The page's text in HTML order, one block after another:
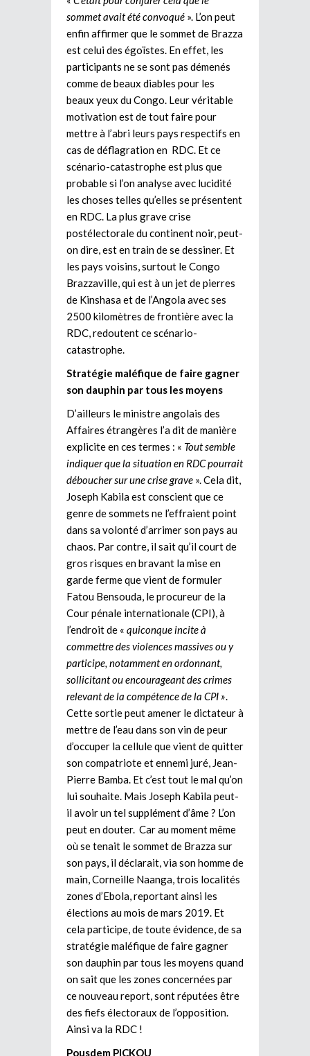
sommet avait été convoqué ». L’on peut
enfin affirmer que le sommet de Brazza
est celui des égoïstes. En effet, les
participants ne se sont pas démenés
comme de beaux diables pour les
beaux yeux du Congo. Leur véritable
motivation est de tout faire pour
mettre à l’abri leurs pays respectifs en
cas de déflagration en RDC. Et ce
scénario-catastrophe est plus que
probable si l’on analyse avec lucidité
les choses telles qu’elles se présentent
en RDC. La plus grave crise
postélectorale du continent noir, peut-
on dire, est en train de se dessiner. Et
les pays voisins, surtout le Congo
Brazzaville, qui est à un jet de pierres
de Kinshasa et de l’Angola avec ses
2500 kilomètres de frontière avec la
RDC, redoutent ce scénario-
catastrophe.
Stratégie maléfique de faire gagner
son dauphin par tous les moyens
D’ailleurs le ministre angolais des
Affaires étrangères l’a dit de manière
explicite en ces termes : « Tout semble
indiquer que la situation en RDC pourrait
déboucher sur une crise grave ». Cela dit,
Joseph Kabila est conscient que ce
genre de sommets ne l’effraient point
dans sa volonté d’arrimer son pays au
chaos. Par contre, il sait qu’il court de
gros risques en bravant la mise en
garde ferme que vient de formuler
Fatou Bensouda, le procureur de la
Cour pénale internationale (CPI), à
l’endroit de « quiconque incite à
commettre des violences massives ou y
participe, notamment en ordonnant,
sollicitant ou encourageant des crimes
relevant de la compétence de la CPI »
Cette sortie peut amener le dictateur à
mettre de l’eau dans son vin de peur
d’occuper la cellule que vient de quitter
son compatriote et ennemi juré, Jean-
Pierre Bamba. Et c’est tout le mal qu’on
lui souhaite. Mais Joseph Kabila peut-
il avoir un tel supplément d’âme ? L’on
peut en douter. Car au moment même
où se tenait le sommet de Brazza sur
son pays, il déclarait, via son homme de
main, Corneille Naanga, trois localités
zones d’Ebola, reportant ainsi les
élections au mois de mars 2019. Et
cela participe, de toute évidence, de sa
stratégie maléfique de faire gagner
son dauphin par tous les moyens quand
on sait que les zones concernées par
ce nouveau report, sont réputées être
des fiefs électoraux de l’opposition.
Ainsi va la RDC !
Pousdem PICKOU